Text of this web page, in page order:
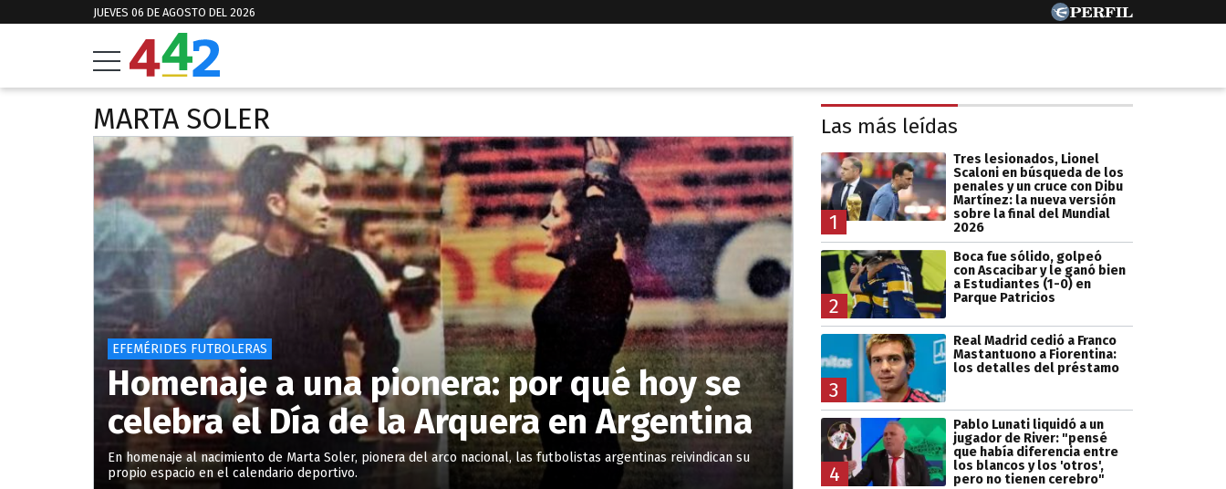
JUEVES 06 DE AGOSTO DEL 2026
MARTA SOLER
EFEMÉRIDES FUTBOLERAS
Homenaje a una pionera: por qué hoy se
celebra el Día de la Arquera en Argentina
En homenaje al nacimiento de Marta Soler, pionera del arco nacional, las futbolistas argentinas reivindican su
propio espacio en el calendario deportivo.
Las más leídas
1
Tres lesionados, Lionel
Scaloni en búsqueda de los
penales y un cruce con Dibu
Martínez: la nueva versión
sobre la final del Mundial
2026
2
Boca fue sólido, golpeó
con Ascacibar y le ganó bien
a Estudiantes (1-0) en
Parque Patricios
3
Real Madrid cedió a Franco
Mastantuono a Fiorentina:
los detalles del préstamo
4
Pablo Lunati liquidó a un
jugador de River: "pensé
que había diferencia entre
los blancos y los 'otros',
pero no tienen cerebro"